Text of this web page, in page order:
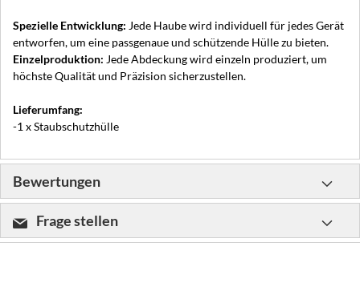
Spezielle Entwicklung: Jede Haube wird individuell für jedes Gerät
entworfen, um eine passgenaue und schützende Hülle zu bieten.
Einzelproduktion: Jede Abdeckung wird einzeln produziert, um
höchste Qualität und Präzision sicherzustellen.
Lieferumfang:
-1 x Staubschutzhülle
Bewertungen
Frage stellen